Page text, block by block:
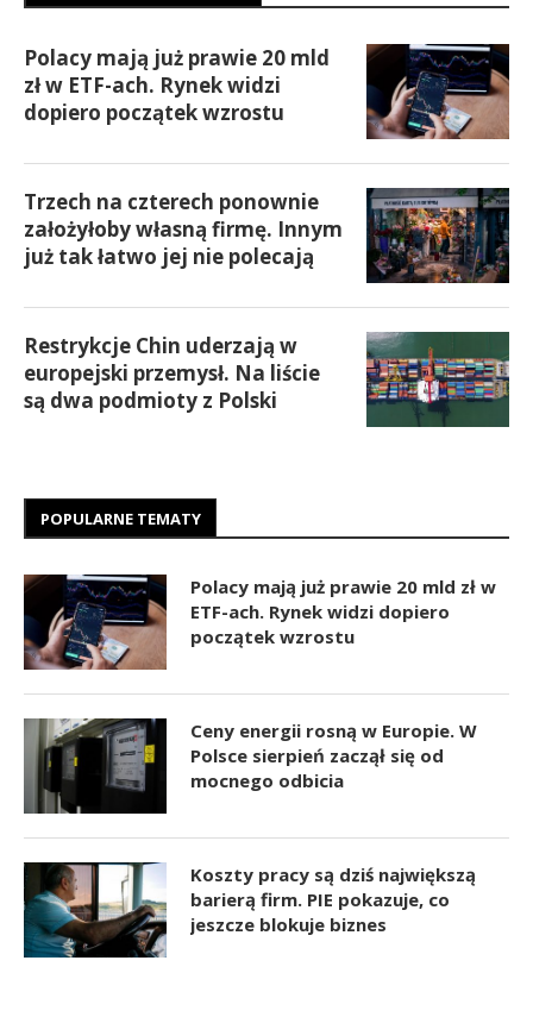
Polacy mają już prawie 20 mld
zł w ETF-ach. Rynek widzi
dopiero początek wzrostu
Trzech na czterech ponownie
założyłoby własną firmę. Innym
już tak łatwo jej nie polecają
Restrykcje Chin uderzają w
europejski przemysł. Na liście
są dwa podmioty z Polski
POPULARNE TEMATY
Polacy mają już prawie 20 mld zł w
ETF-ach. Rynek widzi dopiero
początek wzrostu
Ceny energii rosną w Europie. W
Polsce sierpień zaczął się od
mocnego odbicia
Koszty pracy są dziś największą
barierą firm. PIE pokazuje, co
jeszcze blokuje biznes